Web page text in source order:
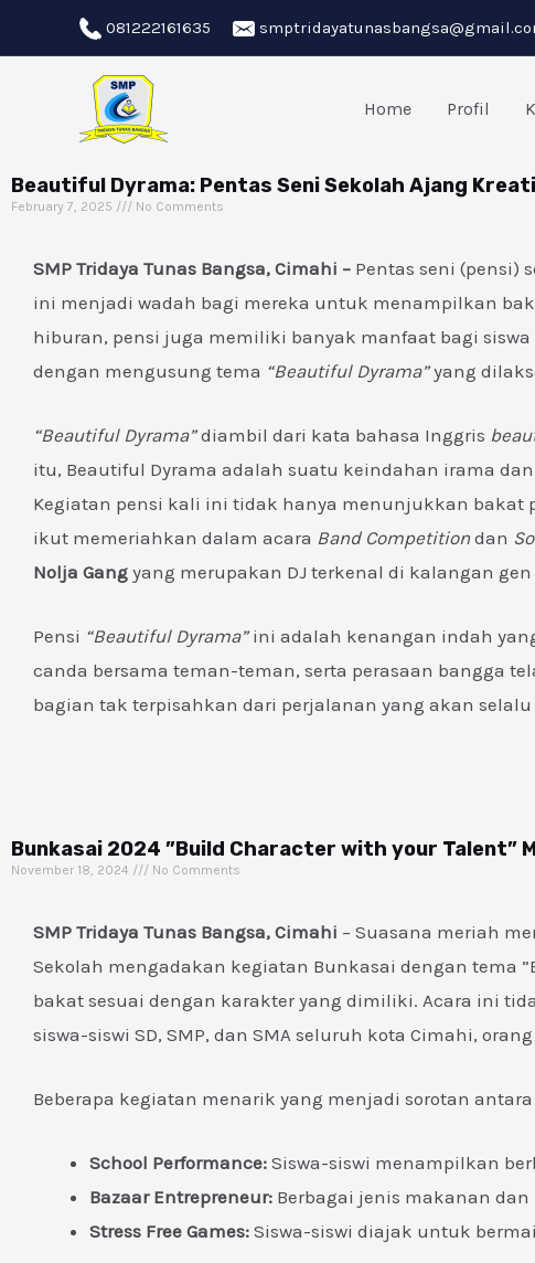
to
081222161635
Home Profil
Beautiful Dyrama: Pentas Seni Sekolah Ajang
February 7, 2025 No Comments
SMP Tridaya Tunas Bangsa, Cimahi – Pentas seni (pensi)
ini menjadi wadah bagi mereka untuk menampilkan
hiburan, pensi juga memiliki banyak manfaat bagi
dengan mengusung tema “Beautiful Dyrama”yang
“Beautiful Dyrama”diambil dari kata bahasa Inggris
itu, Beautiful Dyrama adalah suatu keindahan irama
Kegiatan pensi kali ini tidak hanya menunjukkan bakat
ikut memeriahkan dalam acara Band Competition dan
Nolja Gang yang merupakan DJ terkenal di kalangan gen
Pensi “Beautiful Dyrama”ini adalah kenangan indah
canda bersama teman-teman, serta perasaan bangga
bagian tak terpisahkan dari perjalanan yang akan
Bunkasai 2024 ”Build Character with your Talent”
November 18, 2024 No Comments
SMP Tridaya Tunas Bangsa, Cimahi – Suasana meriah
Sekolah mengadakan kegiatan Bunkasai dengan tema
bakat sesuai dengan karakter yang dimiliki. Acara ini
siswa-siswi SD, SMP, dan SMA seluruh kota Cimahi,
Beberapa kegiatan menarik yang menjadi sorotan
School Performance: Siswa-siswi menampilkan
Bazaar Entrepreneur: Berbagai jenis makanan
Stress Free Games: Siswa-siswi diajak untuk